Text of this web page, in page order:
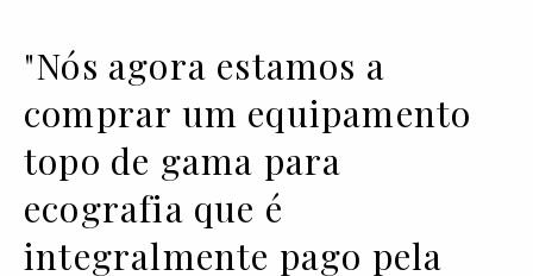
"Nós agora estamos a
comprar um equipamento
topo de gama para
ecografia que é
integralmente pago pela